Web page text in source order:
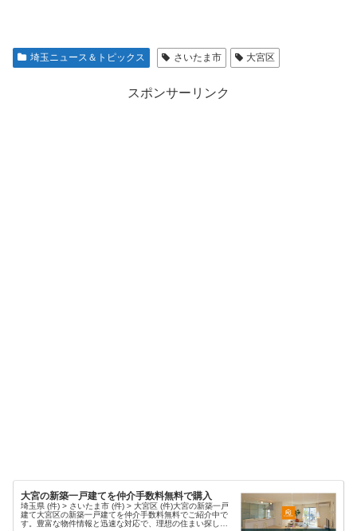
埼玉ニュース＆トピックス さいたま市 大宮区
スポンサーリンク
大宮の新築一戸建てを仲介手数料無料で購入
埼玉県 (件) > さいたま市 (件) > 大宮区 (件)大宮の新築一戸
建て大宮区の新築一戸建てを仲介手数料無料でご紹介中で
す。豊富な物件情報と迅速な対応で、理想の住まい探しを